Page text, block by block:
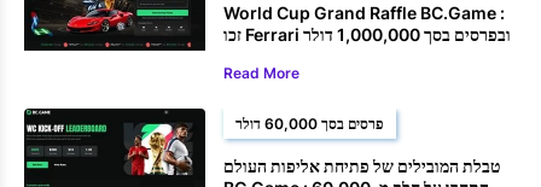
World Cup Grand Raffle BC.Game :
זכו Ferrari ובפרסים בסך 1,000,000 דולר
Read More
פרסים בסך 60,000 דולר
טבלת המובילים של פתיחת אליפות העולם